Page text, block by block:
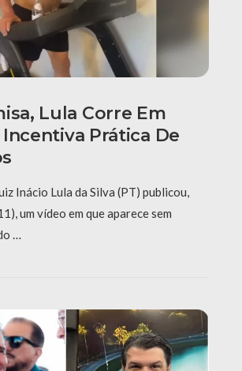
Lula Corre Em
Incentiva Prática De
Inácio Lula da Silva (PT) publicou,
um vídeo em que aparece sem
…